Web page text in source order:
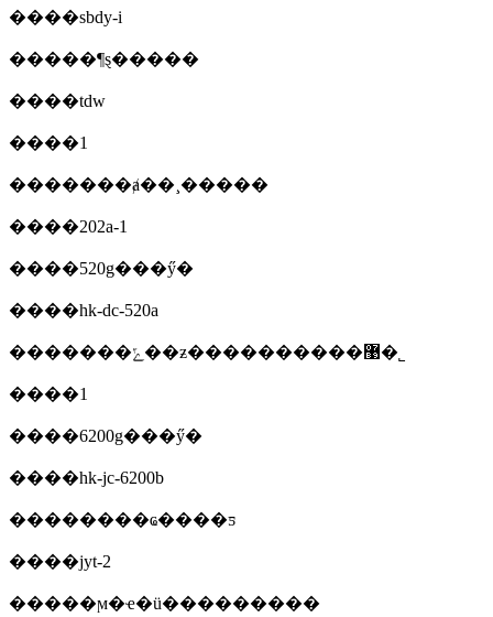
����sbdy-i
�����¶ȿ�����
����tdw
����1
�������ⱥ��¸�����
����202a-1
����520g���ӳ�
����hk-dc-520a
�������ݻ��ƶ����������޹�˾
����1
����6200g���ӳ�
����hk-jc-6200b
��������ҩ����ƽ
����jyt-2
�����ϻ�ҽ�ü���������